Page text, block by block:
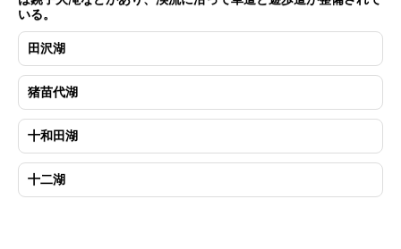
いる。
田沢湖
猪苗代湖
十和田湖
十二湖